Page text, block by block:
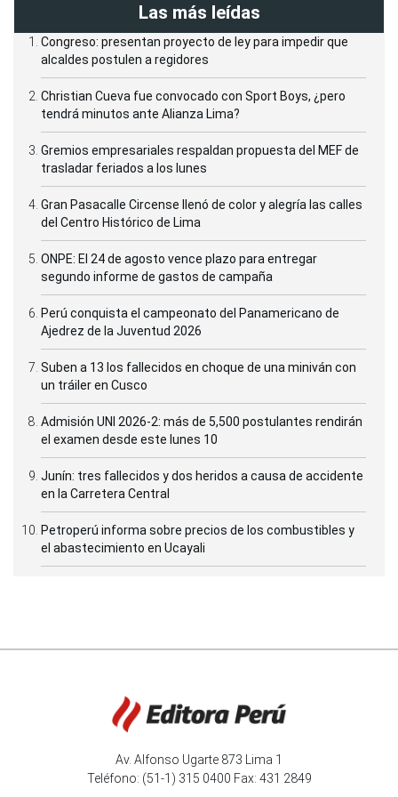
Las más leídas
Congreso: presentan proyecto de ley para impedir que
alcaldes postulen a regidores
Christian Cueva fue convocado con Sport Boys, ¿pero
tendrá minutos ante Alianza Lima?
Gremios empresariales respaldan propuesta del MEF de
trasladar feriados a los lunes
Gran Pasacalle Circense llenó de color y alegría las calles
del Centro Histórico de Lima
ONPE: El 24 de agosto vence plazo para entregar
segundo informe de gastos de campaña
Perú conquista el campeonato del Panamericano de
Ajedrez de la Juventud 2026
Suben a 13 los fallecidos en choque de una miniván con
un tráiler en Cusco
Admisión UNI 2026-2: más de 5,500 postulantes rendirán
el examen desde este lunes 10
Junín: tres fallecidos y dos heridos a causa de accidente
en la Carretera Central
Petroperú informa sobre precios de los combustibles y
el abastecimiento en Ucayali
Av. Alfonso Ugarte 873 Lima 1
Teléfono: (51-1) 315 0400 Fax: 431 2849